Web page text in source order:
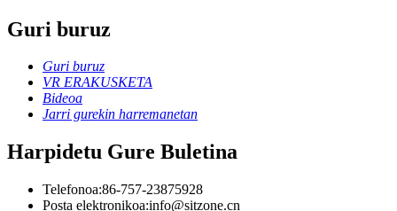
Guri buruz
Guri buruz
VR ERAKUSKETA
Bideoa
Jarri gurekin harremanetan
Harpidetu Gure Buletina
Telefonoa:86-757-23875928
Posta elektronikoa:info@sitzone.cn